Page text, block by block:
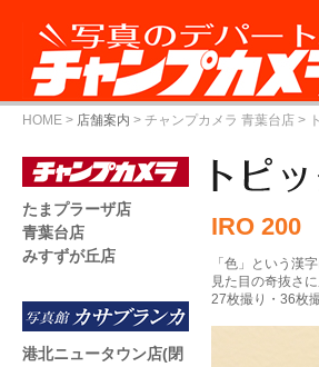
HOME > 店舗案内 > チャンプカメラ 青葉台店 >
IRO 200
「色」という漢
見た目の奇抜さ
27枚撮り・36枚
たまプラーザ店
青葉台店
みすずが丘店
港北ニュータウン店(閉